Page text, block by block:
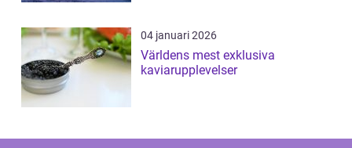
04 januari 2026
Världens mest exklusiva
kaviarupplevelser